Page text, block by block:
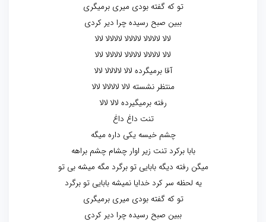
تو که گفته بودی میری برمیگری
ببین صبح رسیده چرا دیر کردی
لالا لالالالا لالالالا لالالالا لالا
لالا لالالالا لالالالا لالالالا لالا
آقا برمیگرده لالا لالالالا لالا
منتظر نشسته لالا لالالالا لالا
رفته برمیگیرده لالا لالا
تنت داغ داغ
چشم خیسه یکی داره میگه
بابا برکرد تنت زیر اوار چشام چشم براهه
میگن رفته دیگه بابایی تو برگرد مگه میشه بی تو
یه لحظه سر کرد خدایا نمیشه بابایی تو برگرد
تو که گفته بودی میری برمیگری
ببین صبح رسیده چرا دیر کردی